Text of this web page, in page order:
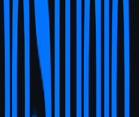
vás pripravíme riešenie na mieru,
Napísať email